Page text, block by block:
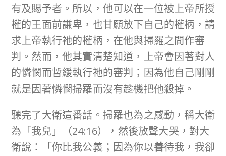
有及賜予者。所以，他可以在一位被上帝所授
權的王面前謙卑，也甘願放下自己的權柄，請
求上帝執行祂的權柄，在他與掃羅之間作審
判。然而，他其實清楚知道，上帝會因著對人
的憐憫而暫緩執行祂的審判；因為他自己剛剛
就是因著憐憫掃羅而沒有趁機把他殺掉。
聽完了大衛這番話。掃羅也為之感動，稱大衛
為「我兒」（24:16），然後放聲大哭，對大
衛說：「你比我公義；因為你以善待我，我卻